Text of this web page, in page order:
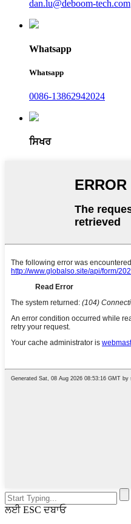
dan.lu@deboom-tech.com
Whatsapp
Whatsapp
0086-13862942024
ਸਿਖਰ
ਲਈ ESC ਦਬਾਓ